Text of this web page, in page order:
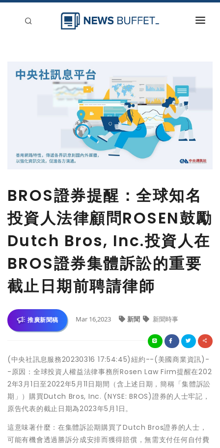
BROS證券提醒：全球知名
投資人法律顧問ROSEN鼓勵
Dutch Bros, Inc.投資人在
BROS證券集體訴訟的重要
截止日期前聘請律師
推廣新聞稿 Mar 16,2023 新聞 新聞時事
(中央社訊息服務20230316 17:54:45)紐約--(美國商業資訊)-
-原因：全球投資人權益法律事務所Rosen Law Firm提醒在202
2年3月1日至2022年5月11日期間（含上述日期，簡稱「集體訴訟
期」）購買Dutch Bros, Inc. (NYSE: BROS)證券的人士牢記，
原告代表的截止日期為2023年5月1日。
這意味著什麼：在集體訴訟期購買了Dutch Bros證券的人士，
可能有機會透過勝訴分成安排而獲得賠償，無需支付任何自付費